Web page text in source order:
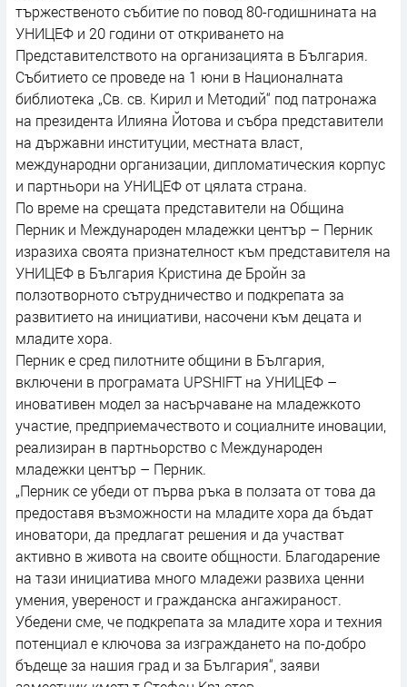
тържественото събитие по повод 80-годишнината на
УНИЦЕФ и 20 години от откриването на
Представителството на организацията в България.
Събитието се проведе на 1 юни в Националната
библиотека „Св. св. Кирил и Методий“ под патронажа
на президента Илияна Йотова и събра представители
на държавни институции, местната власт,
международни организации, дипломатическия корпус
и партньори на УНИЦЕФ от цялата страна.
По време на срещата представители на Община
Перник и Международен младежки център – Перник
изразиха своята признателност към представителя на
УНИЦЕФ в България Кристина де Бройн за
ползотворното сътрудничество и подкрепата за
развитието на инициативи, насочени към децата и
младите хора.
Перник е сред пилотните общини в България,
включени в програмата UPSHIFT на УНИЦЕФ –
иновативен модел за насърчаване на младежкото
участие, предприемачеството и социалните иновации,
реализиран в партньорство с Международен
младежки център – Перник.
„Перник се убеди от първа ръка в ползата от това да
предоставя възможности на младите хора да бъдат
иноватори, да предлагат решения и да участват
активно в живота на своите общности. Благодарение
на тази инициатива много младежи развиха ценни
умения, увереност и гражданска ангажираност.
Убедени сме, че подкрепата за младите хора и техния
потенциал е ключова за изграждането на по-добро
бъдеще за нашия град и за България“, заяви